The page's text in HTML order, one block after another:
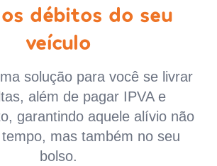
débitos do seu
veículo
solução para você se livrar
além de pagar IPVA e
garantindo aquele alívio não
mas também no seu
bolso.